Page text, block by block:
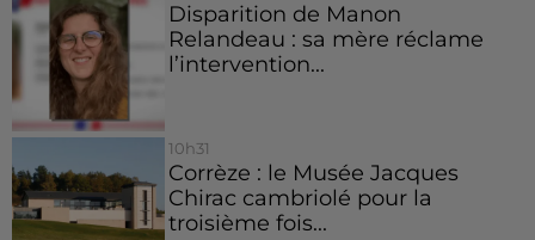
Disparition de Manon
Relandeau : sa mère réclame
l’intervention...
10h31
Corrèze : le Musée Jacques
Chirac cambriolé pour la
troisième fois...